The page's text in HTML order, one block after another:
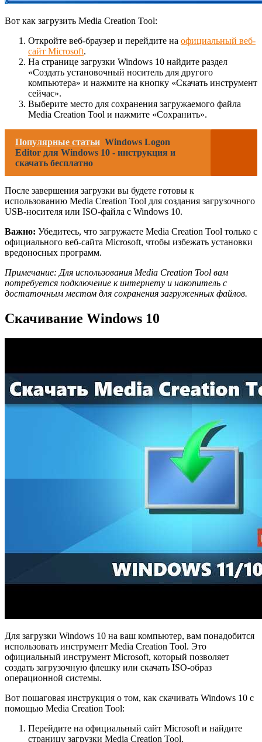
Вот как загрузить Media Creation Tool:
Откройте веб-браузер и перейдите на официальный веб-
сайт Microsoft.
На странице загрузки Windows 10 найдите раздел
«Создать установочный носитель для другого
компьютера» и нажмите на кнопку «Скачать инструмент
сейчас».
Выберите место для сохранения загружаемого файла
Media Creation Tool и нажмите «Сохранить».
Популярные статьи Windows Logon
Editor для Windows 10 - инструкция и
скачать бесплатно
После завершения загрузки вы будете готовы к
использованию Media Creation Tool для создания загрузочного
USB-носителя или ISO-файла с Windows 10.
Важно: Убедитесь, что загружаете Media Creation Tool только с
официального веб-сайта Microsoft, чтобы избежать установки
вредоносных программ.
Примечание: Для использования Media Creation Tool вам
потребуется подключение к интернету и накопитель с
достаточным местом для сохранения загруженных файлов.
Скачивание Windows 10
Для загрузки Windows 10 на ваш компьютер, вам понадобится
использовать инструмент Media Creation Tool. Это
официальный инструмент Microsoft, который позволяет
создать загрузочную флешку или скачать ISO-образ
операционной системы.
Вот пошаговая инструкция о том, как скачивать Windows 10 с
помощью Media Creation Tool:
Перейдите на официальный сайт Microsoft и найдите
страницу загрузки Media Creation Tool.